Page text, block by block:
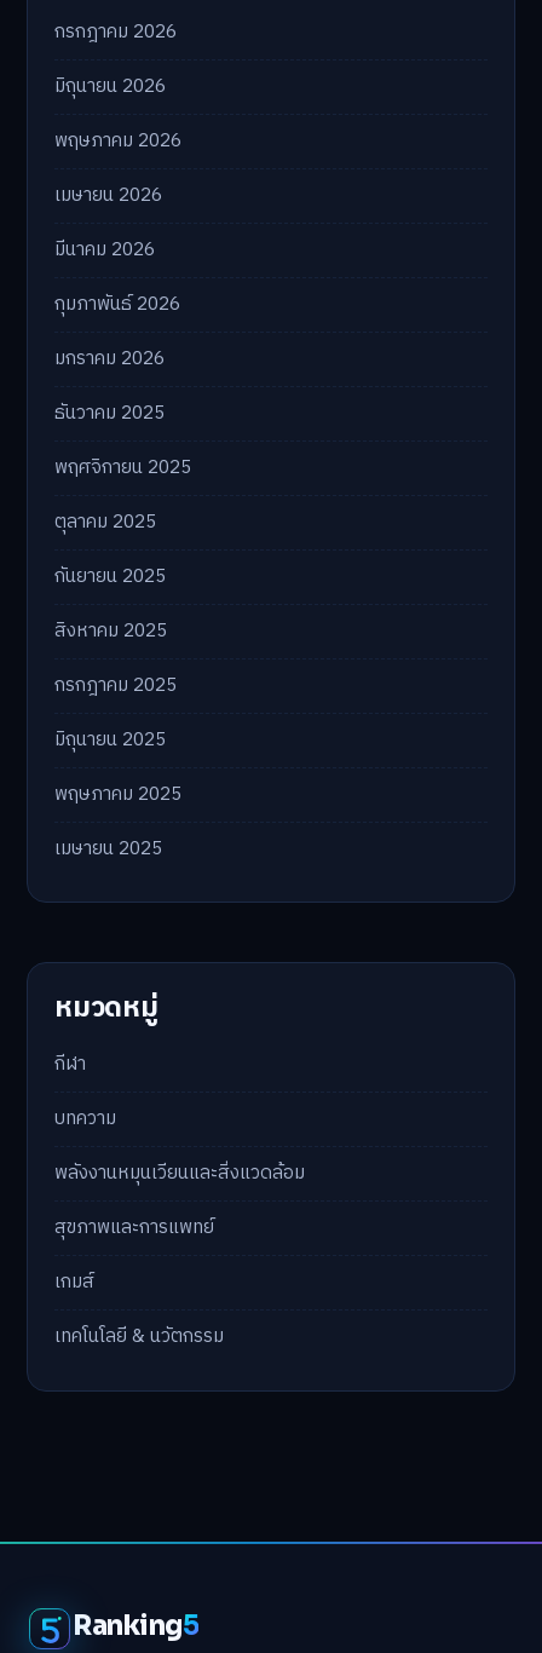
กรกฎาคม 2026
มิถุนายน 2026
พฤษภาคม 2026
เมษายน 2026
มีนาคม 2026
กุมภาพันธ์ 2026
มกราคม 2026
ธันวาคม 2025
พฤศจิกายน 2025
ตุลาคม 2025
กันยายน 2025
สิงหาคม 2025
กรกฎาคม 2025
มิถุนายน 2025
พฤษภาคม 2025
เมษายน 2025
หมวดหมู่
กีฬา
บทความ
พลังงานหมุนเวียนและสิ่งแวดล้อม
สุขภาพและการแพทย์
เกมส์
เทคโนโลยี & นวัตกรรม
Ranking5